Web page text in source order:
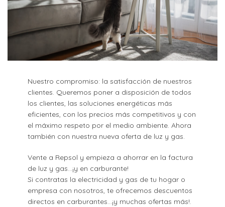
Nuestro compromiso: la satisfacción de nuestros
clientes. Queremos poner a disposición de todos
los clientes, las soluciones energéticas más
eficientes, con los precios más competitivos y con
el máximo respeto por el medio ambiente. Ahora
también con nuestra nueva oferta de luz y gas.
Vente a Repsol y empieza a ahorrar en la factura
de luz y gas...¡y en carburante!
Si contratas la electricidad y gas de tu hogar o
empresa con nosotros, te ofrecemos descuentos
directos en carburantes...¡y muchas ofertas más!.